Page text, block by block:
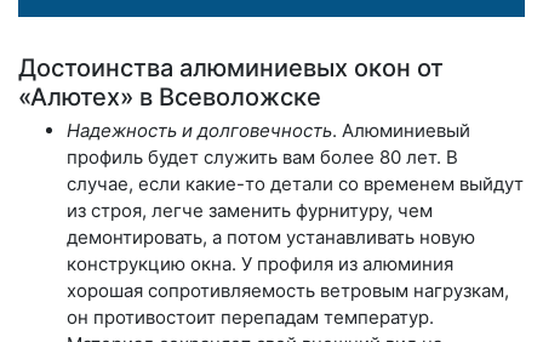
Достоинства алюминиевых окон от
«Алютех» в Всеволожске
Надежность и долговечность. Алюминиевый
профиль будет служить вам более 80 лет. В
случае, если какие-то детали со временем выйдут
из строя, легче заменить фурнитуру, чем
демонтировать, а потом устанавливать новую
конструкцию окна. У профиля из алюминия
хорошая сопротивляемость ветровым нагрузкам,
он противостоит перепадам температур.